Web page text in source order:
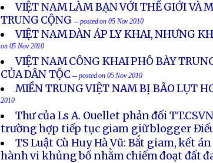
VIỆT NAM LÀM BẠN VỚI THẾ GIỚI VÀ
TRUNG CỘNG -- posted on 05 Nov 2010
VIỆT NAM ÐÀN ÁP LY KHAI, NHƯNG
on 05 Nov 2010
VIỆT NAM CÔNG KHAI PHÔ BÀY
CỦA DÂN TỘC-- posted on 05 Nov 2010
MIỀN TRUNG VIỆT NAM BỊ BÃO LỤT
2010
Thư của Ls A. Ouellet phản đối
trường hợp tiếp tục giam giữ blogger
TS Luật Cù Huy Hà Vũ: Bắt giam, kết
hành vi khủng bố nhằm chiếm đoạt đất